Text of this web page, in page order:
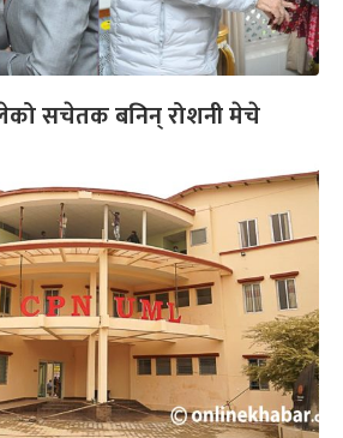
सचेतक बनिन् रोशनी मेचे